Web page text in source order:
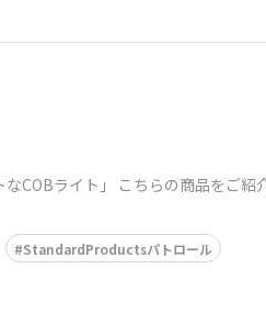
COBライト」 こちらの商品をご紹
StandardProductsパトロール